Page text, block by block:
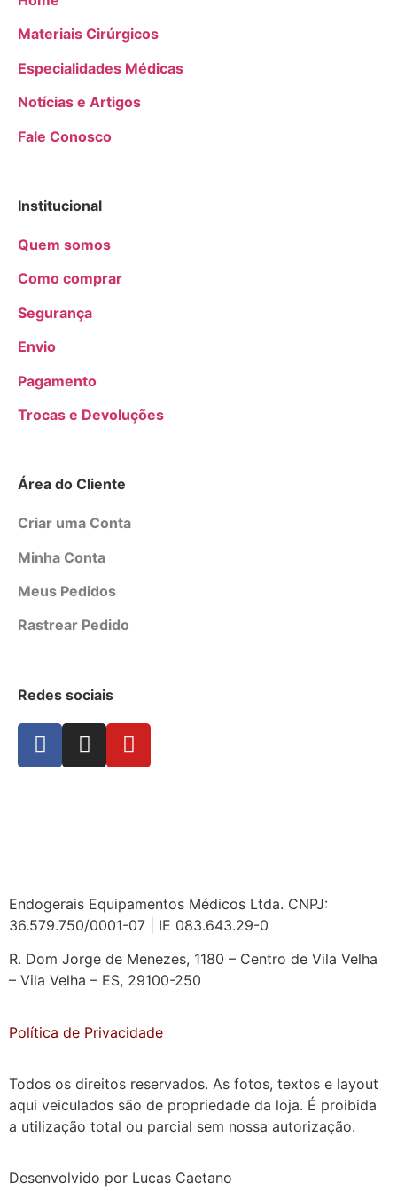
Materiais Cirúrgicos
Especialidades Médicas
Notícias e Artigos
Fale Conosco
Institucional
Quem somos
Como comprar
Segurança
Envio
Pagamento
Trocas e Devoluções
Área do Cliente
Criar uma Conta
Minha Conta
Meus Pedidos
Rastrear Pedido
Redes sociais
Endogerais Equipamentos Médicos Ltda. CNPJ:
36.579.750/0001-07 | IE 083.643.29-0
R. Dom Jorge de Menezes, 1180 – Centro de Vila Velha
– Vila Velha – ES, 29100-250
Política de Privacidade
Todos os direitos reservados. As fotos, textos e layout
aqui veiculados são de propriedade da loja. É proibida
a utilização total ou parcial sem nossa autorização.
Desenvolvido por Lucas Caetano